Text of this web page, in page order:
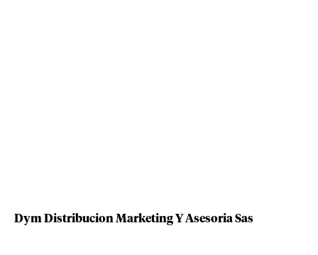
Dym Distribucion Marketing Y Asesoria Sas